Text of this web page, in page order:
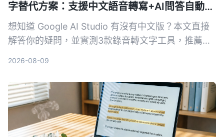
字替代方案：支援中文語音轉寫+AI問答自動摘
要
想知道 Google AI Studio 有沒有中文版？本文直接
解答你的疑問，並實測3款錄音轉文字工具，推薦
2026-08-09